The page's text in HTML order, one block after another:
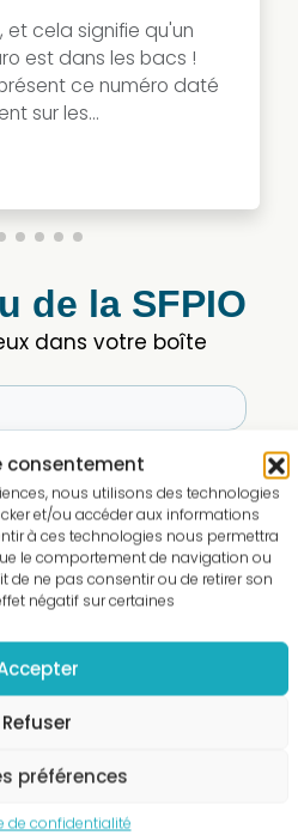
consentement
nous utilisons des technologies
et/ou accéder aux informations
à ces technologies nous permettra
le comportement de navigation ou
de ne pas consentir ou de retirer son
négatif sur certaines
Refuser
préférences
de confidentialité
et cela signifie qu'un
est dans les bacs !
ce numéro daté
sur les...
de la SFPIO
dans votre boîte